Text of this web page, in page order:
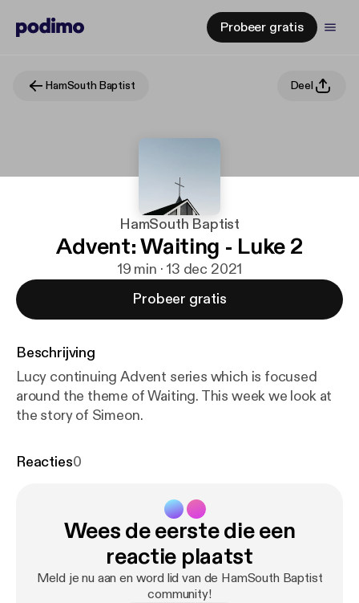
Probeer gratis
HamSouth Baptist Deel
HamSouth Baptist
Advent: Waiting - Luke 2
19 min · 13 dec 2021
Probeer gratis
Beschrijving
Lucy continuing Advent series which is focused
around the theme of Waiting. This week we look at
the story of Simeon.
Reacties0
Wees de eerste die een
reactie plaatst
Meld je nu aan en word lid van de HamSouth Baptist
community!